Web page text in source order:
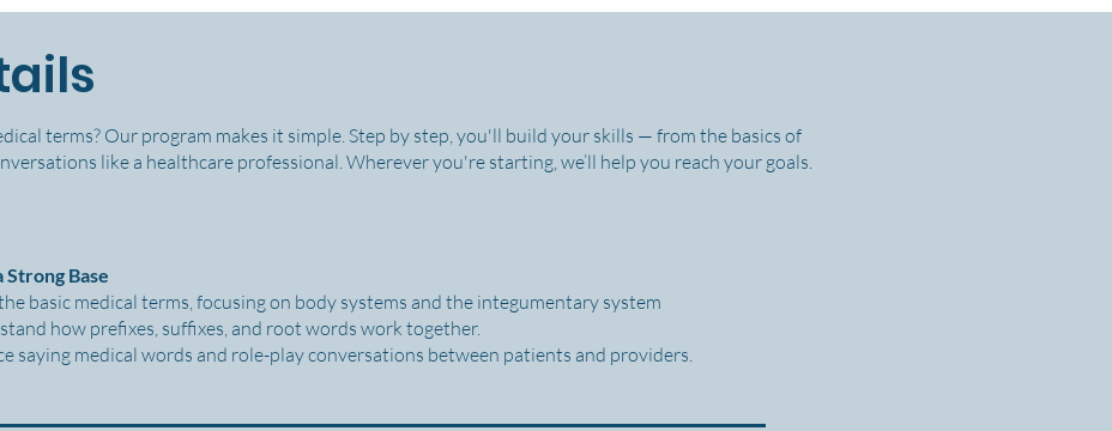
terms? Our program makes it simple. Step by step, you'll build your skills — from the basics of
like a healthcare professional. Wherever you're starting, we’ll help you reach your goals.
Strong Base
basic medical terms, focusing on body systems and the integumentary system
how prefixes, suffixes, and root words work together.
saying medical words and role-play conversations between patients and providers.